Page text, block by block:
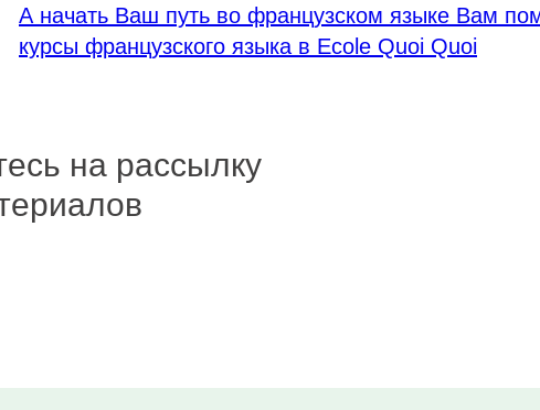
А начать Ваш путь во французском языке Вам
курсы французского языка в Ecole Quoi Quoi
на рассылку